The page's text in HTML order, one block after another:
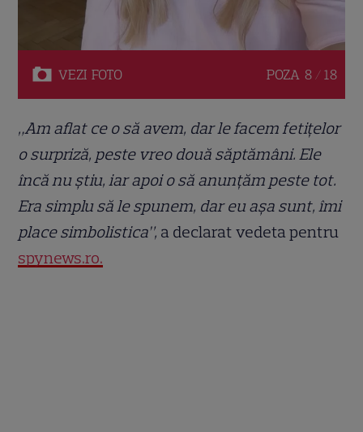
VEZI FOTO POZA 8 / 18
„Am aflat ce o să avem, dar le facem fetițelor
o surpriză, peste vreo două săptămâni. Ele
încă nu știu, iar apoi o să anunțăm peste tot.
Era simplu să le spunem, dar eu așa sunt, îmi
place simbolistica”, a declarat vedeta pentru
spynews.ro.